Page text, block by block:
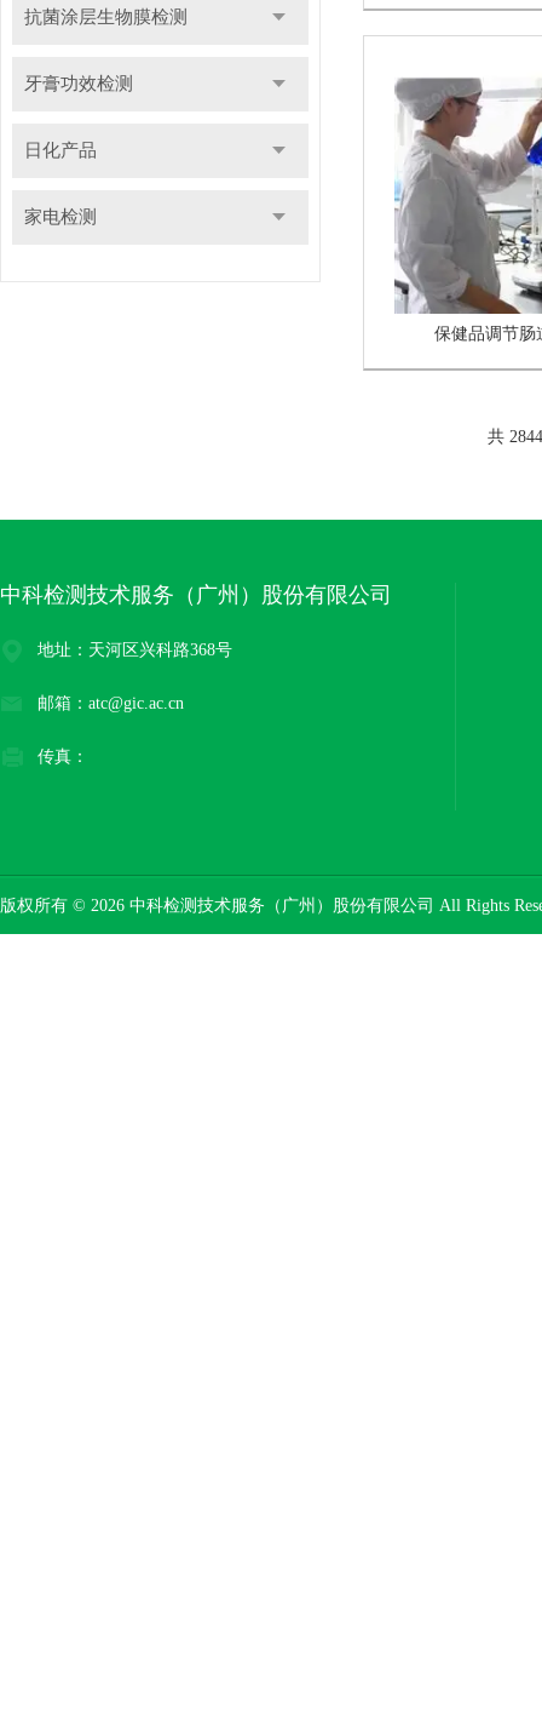
抗菌涂层生物膜检测
牙膏功效检测
日化产品
家电检测
保健品调节肠
共
中科检测技术服务（广州）股份有限公司
地址：天河区兴科路368号
邮箱：atc@gic.ac.cn
传真：
版权所有 © 2026 中科检测技术服务（广州）股份有限公司 All Rights